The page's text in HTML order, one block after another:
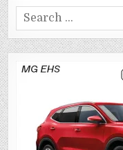
Search
for: